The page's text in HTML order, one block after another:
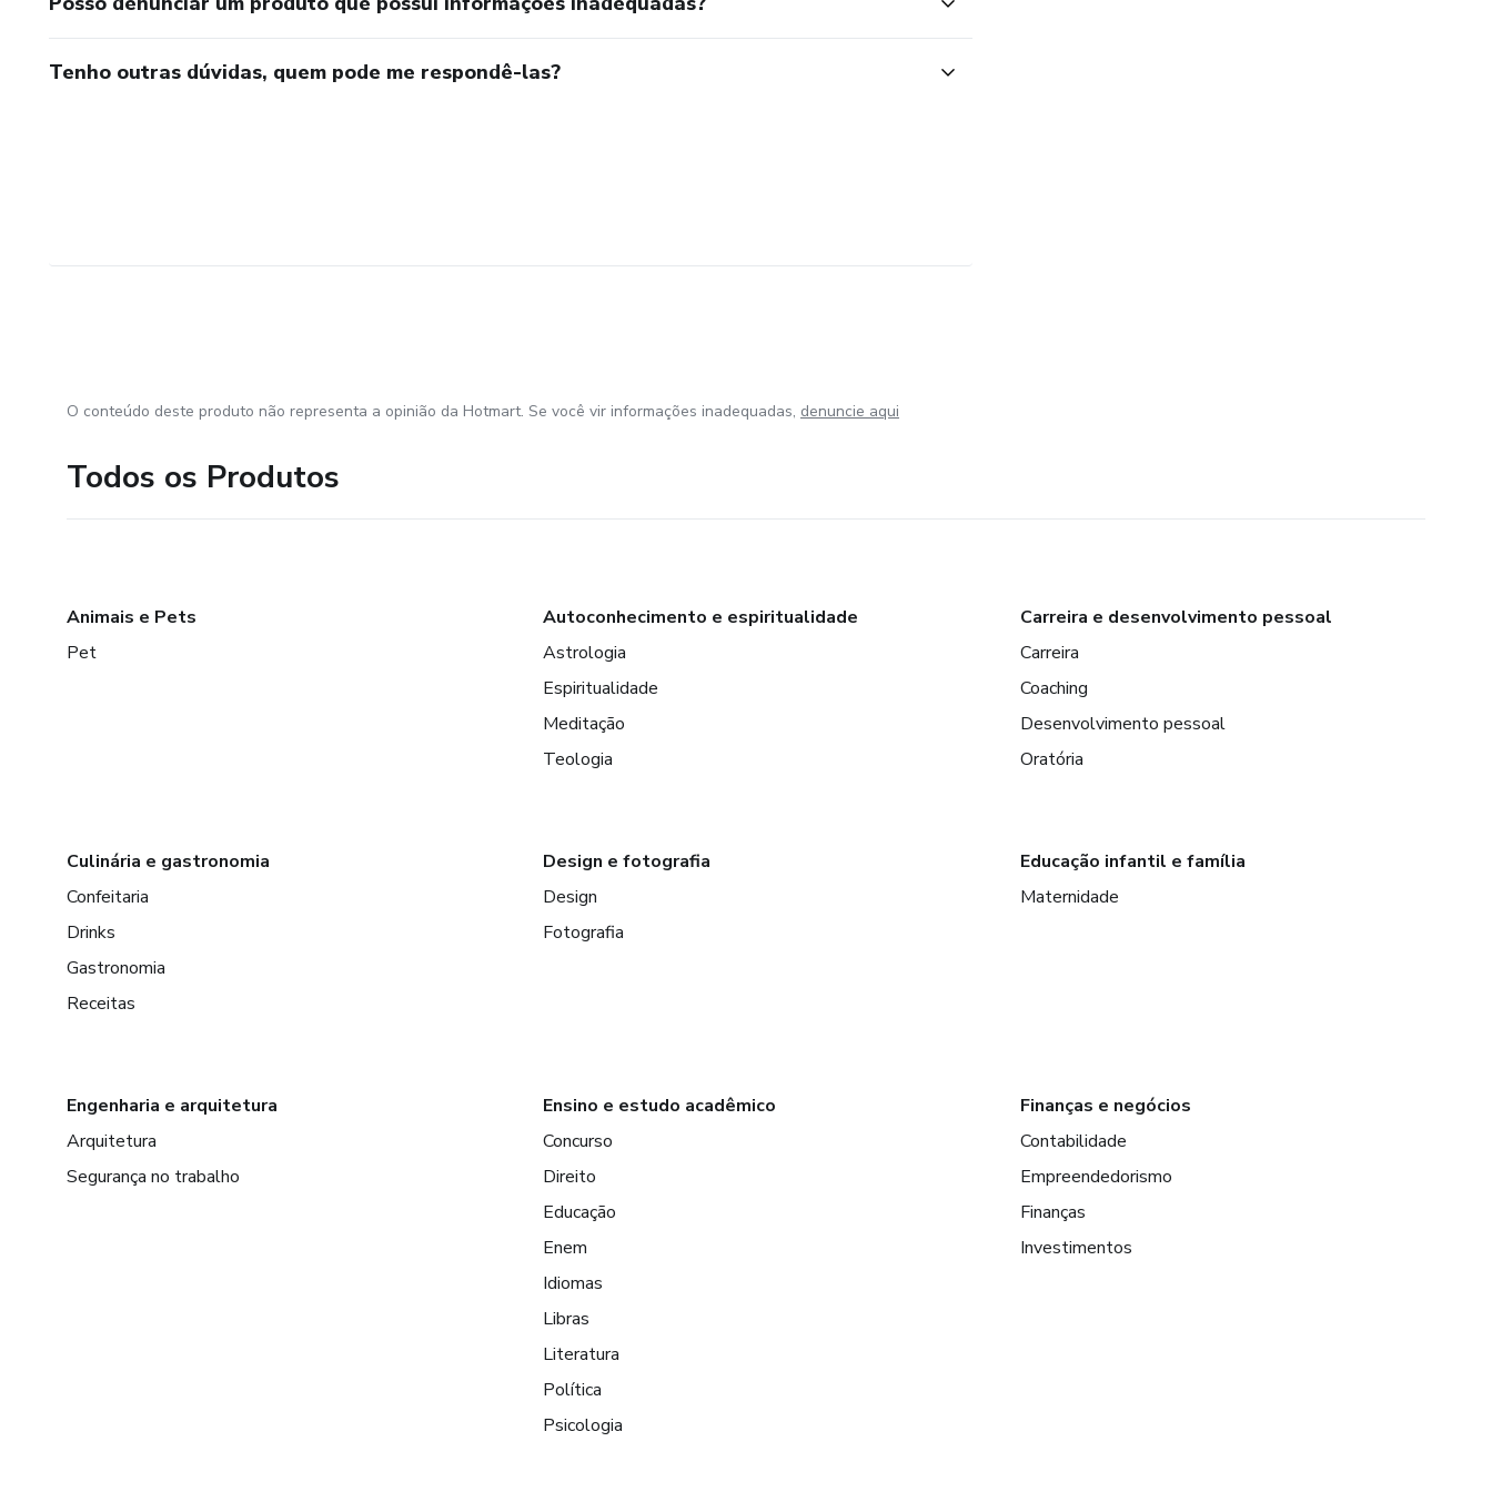
Tenho outras dúvidas, quem pode me respondê-las?
O conteúdo deste produto não representa a opinião da Hotmart. Se você vir informações inadequadas, denuncie aqui
Todos os Produtos
Animais e Pets
Pet
Autoconhecimento e espiritualidade
Astrologia
Espiritualidade
Meditação
Teologia
Carreira e desenvolvimento pessoal
Carreira
Coaching
Desenvolvimento pessoal
Oratória
Culinária e gastronomia
Confeitaria
Drinks
Gastronomia
Receitas
Design e fotografia
Design
Fotografia
Educação infantil e família
Maternidade
Engenharia e arquitetura
Arquitetura
Segurança no trabalho
Ensino e estudo acadêmico
Concurso
Direito
Educação
Enem
Idiomas
Libras
Literatura
Política
Psicologia
Finanças e negócios
Contabilidade
Empreendedorismo
Finanças
Investimentos